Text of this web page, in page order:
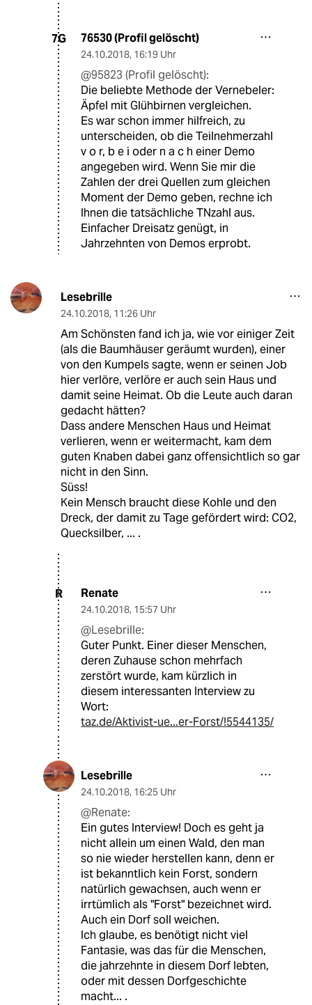
7G 76530 (Profil gelöscht)
24.10.2018, 16:19 Uhr
@95823 (Profil gelöscht):
Die beliebte Methode der Vernebeler:
Äpfel mit Glühbirnen vergleichen.
Es war schon immer hilfreich, zu
unterscheiden, ob die Teilnehmerzahl
v o r, b e i oder n a c h einer Demo
angegeben wird. Wenn Sie mir die
Zahlen der drei Quellen zum gleichen
Moment der Demo geben, rechne ich
Ihnen die tatsächliche TNzahl aus.
Einfacher Dreisatz genügt, in
Jahrzehnten von Demos erprobt.
Lesebrille
24.10.2018, 11:26 Uhr
Am Schönsten fand ich ja, wie vor einiger Zeit
(als die Baumhäuser geräumt wurden), einer
von den Kumpels sagte, wenn er seinen Job
hier verlöre, verlöre er auch sein Haus und
damit seine Heimat. Ob die Leute auch daran
gedacht hätten?
Dass andere Menschen Haus und Heimat
verlieren, wenn er weitermacht, kam dem
guten Knaben dabei ganz offensichtlich so gar
nicht in den Sinn.
Süss!
Kein Mensch braucht diese Kohle und den
Dreck, der damit zu Tage gefördert wird: CO2,
Quecksilber, ... .
R Renate
24.10.2018, 15:57 Uhr
@Lesebrille:
Guter Punkt. Einer dieser Menschen,
deren Zuhause schon mehrfach
zerstört wurde, kam kürzlich in
diesem interessanten Interview zu
Wort:
taz.de/Aktivist-ue...er-Forst/!5544135/
Lesebrille
24.10.2018, 16:25 Uhr
@Renate:
Ein gutes Interview! Doch es geht ja
nicht allein um einen Wald, den man
so nie wieder herstellen kann, denn er
ist bekanntlich kein Forst, sondern
natürlich gewachsen, auch wenn er
irrtümlich als "Forst" bezeichnet wird.
Auch ein Dorf soll weichen.
Ich glaube, es benötigt nicht viel
Fantasie, was das für die Menschen,
die jahrzehnte in diesem Dorf lebten,
oder mit dessen Dorfgeschichte
macht... .